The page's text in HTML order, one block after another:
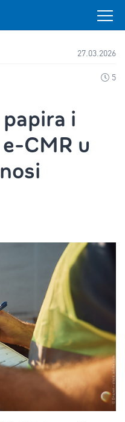
27.03.2026
5
i
CMR u